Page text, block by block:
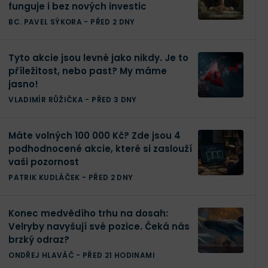
funguje i bez nových investic
BC. PAVEL SÝKORA - PŘED 2 DNY
Tyto akcie jsou levné jako nikdy. Je to
příležitost, nebo past? My máme
jasno!
VLADIMÍR RŮŽIČKA - PŘED 3 DNY
Máte volných 100 000 Kč? Zde jsou 4
podhodnocené akcie, které si zaslouží
vaši pozornost
PATRIK KUDLÁČEK - PŘED 2 DNY
Konec medvědího trhu na dosah:
Velryby navyšují své pozice. Čeká nás
brzký odraz?
ONDŘEJ HLAVÁČ - PŘED 21 HODINAMI